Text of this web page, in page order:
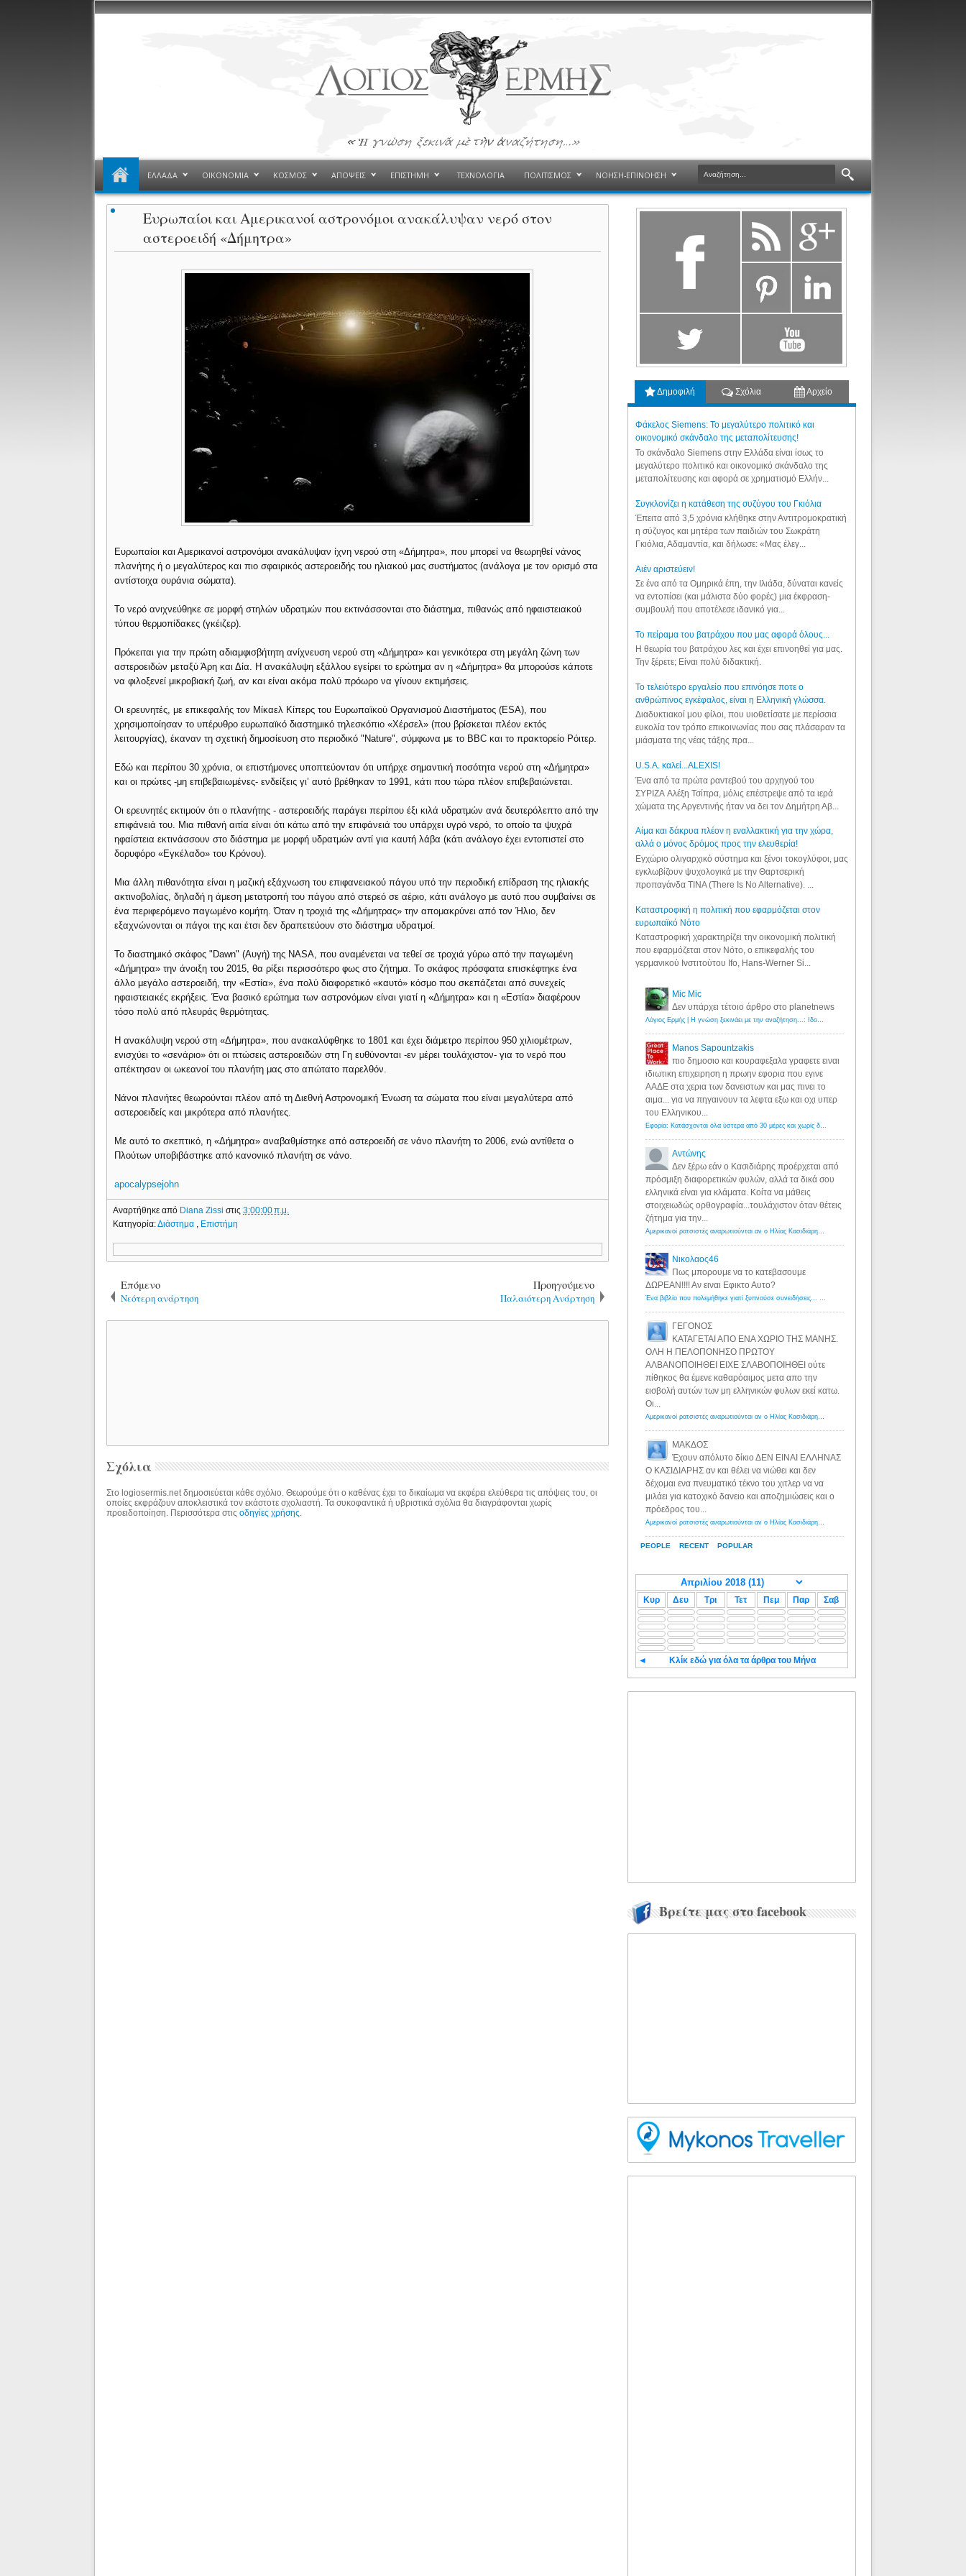
ΕΛΛΑΔΑ ΟΙΚΟΝΟΜΙΑ ΚΟΣΜΟΣ ΑΠΟΨΕΙΣ ΕΠΙΣΤΗΜΗ ΤΕΧΝΟΛΟΓΙΑ ΠΟΛΙΤΙΣΜΟΣ ΝΟΗΣΗ-ΕΠΙΝΟΗΣΗ
Ευρωπαίοι και Αμερικανοί αστρονόμοι ανακάλυψαν νερό στον
αστεροειδή «Δήμητρα»
Ευρωπαίοι και Αμερικανοί αστρονόμοι ανακάλυψαν ίχνη νερού στη «Δήμητρα», που μπορεί να θεωρηθεί νάνος
πλανήτης ή ο μεγαλύτερος και πιο σφαιρικός αστεροειδής του ηλιακού μας συστήματος (ανάλογα με τον ορισμό στα
αντίστοιχα ουράνια σώματα).
Το νερό ανιχνεύθηκε σε μορφή στηλών υδρατμών που εκτινάσσονται στο διάστημα, πιθανώς από ηφαιστειακού
τύπου θερμοπίδακες (γκέιζερ).
Πρόκειται για την πρώτη αδιαμφισβήτητη ανίχνευση νερού στη «Δήμητρα» και γενικότερα στη μεγάλη ζώνη των
αστεροειδών μεταξύ Άρη και Δία. Η ανακάλυψη εξάλλου εγείρει το ερώτημα αν η «Δήμητρα» θα μπορούσε κάποτε
να φιλοξενεί μικροβιακή ζωή, αν και είναι ακόμα πολύ πρόωρο να γίνουν εκτιμήσεις.
Οι ερευνητές, με επικεφαλής τον Μίκαελ Κίπερς του Ευρωπαϊκού Οργανισμού Διαστήματος (ESA), που
χρησιμοποίησαν το υπέρυθρο ευρωπαϊκό διαστημικό τηλεσκόπιο «Χέρσελ» (που βρίσκεται πλέον εκτός
λειτουργίας), έκαναν τη σχετική δημοσίευση στο περιοδικό "Nature", σύμφωνα με το BBC και το πρακτορείο Ρόιτερ.
Εδώ και περίπου 30 χρόνια, οι επιστήμονες υποπτεύονταν ότι υπήρχε σημαντική ποσότητα νερού στη «Δήμητρα»
και οι πρώτες -μη επιβεβαιωμένες- ενδείξεις γι’ αυτό βρέθηκαν το 1991, κάτι που τώρα πλέον επιβεβαιώνεται.
Οι ερευνητές εκτιμούν ότι ο πλανήτης - αστεροειδής παράγει περίπου έξι κιλά υδρατμών ανά δευτερόλεπτο από την
επιφάνειά του. Μια πιθανή αιτία είναι ότι κάτω από την επιφάνειά του υπάρχει υγρό νερό, το οποίο τα ψυχρά
ηφαίστεια εκτινάσσουν στο διάστημα με μορφή υδρατμών αντί για καυτή λάβα (κάτι ανάλογο έχει εντοπιστεί στο
δορυφόρο «Εγκέλαδο» του Κρόνου).
Μια άλλη πιθανότητα είναι η μαζική εξάχνωση του επιφανειακού πάγου υπό την περιοδική επίδραση της ηλιακής
ακτινοβολίας, δηλαδή η άμεση μετατροπή του πάγου από στερεό σε αέριο, κάτι ανάλογο με αυτό που συμβαίνει σε
ένα περιφερόμενο παγωμένο κομήτη. Όταν η τροχιά της «Δήμητρας» την απομακρύνει από τον Ήλιο, δεν
εξαχνώνονται οι πάγοι της και έτσι δεν δραπετεύουν στο διάστημα υδρατμοί.
Το διαστημικό σκάφος "Dawn" (Αυγή) της NASA, που αναμένεται να τεθεί σε τροχιά γύρω από την παγωμένη
«Δήμητρα» την άνοιξη του 2015, θα ρίξει περισσότερο φως στο ζήτημα. Το σκάφος πρόσφατα επισκέφτηκε ένα
άλλο μεγάλο αστεροειδή, την «Εστία», ένα πολύ διαφορετικό «καυτό» κόσμο που σκεπάζεται από συνεχείς
ηφαιστειακές εκρήξεις. Ένα βασικό ερώτημα των αστρονόμων είναι γιατί η «Δήμητρα» και η «Εστία» διαφέρουν
τόσο πολύ από πλευράς θερμότητας.
Η ανακάλυψη νερού στη «Δήμητρα», που ανακαλύφθηκε το 1801 και έχει διάμετρο περίπου 950 χιλιομέτρων,
ενισχύει το «σενάριο» ότι οι πτώσεις αστεροειδών στη Γη ευθύνονται -εν μέρει τουλάχιστον- για το νερό που
απέκτησαν οι ωκεανοί του πλανήτη μας στο απώτατο παρελθόν.
Νάνοι πλανήτες θεωρούνται πλέον από τη Διεθνή Αστρονομική Ένωση τα σώματα που είναι μεγαλύτερα από
αστεροειδείς και μικρότερα από πλανήτες.
Με αυτό το σκεπτικό, η «Δήμητρα» αναβαθμίστηκε από αστεροειδή σε νάνο πλανήτη το 2006, ενώ αντίθετα ο
Πλούτων υποβιβάστηκε από κανονικό πλανήτη σε νάνο.
apocalypsejohn
Αναρτήθηκε από Diana Zissiστις3:00:00 π.μ.
Κατηγορία:Διάστημα Επιστήμη
Επόμενο
Νεότερη ανάρτηση
Προηγούμενο
Παλαιότερη Ανάρτηση
Σχόλια
Στο logiosermis.net δημοσιεύεται κάθε σχόλιο. Θεωρούμε ότι ο καθένας έχει το δικαίωμα να εκφέρει ελεύθερα τις απόψεις του, οι
οποίες εκφράζουν αποκλειστικά τον εκάστοτε σχολιαστή. Τα συκοφαντικά ή υβριστικά σχόλια θα διαγράφονται χωρίς
προειδοποίηση. Περισσότερα στιςοδηγίες χρήσης
Δημοφιλή Σχόλια Αρχείο
Φάκελος Siemens: Το μεγαλύτερο πολιτικό και
οικονομικό σκάνδαλο της μεταπολίτευσης!
Το σκάνδαλο Siemens στην Ελλάδα είναι ίσως το
μεγαλύτερο πολιτικό και οικονομικό σκάνδαλο της
μεταπολίτευσης και αφορά σε χρηματισμό Ελλήν...
Συγκλονίζει η κατάθεση της συζύγου του Γκιόλια
Έπειτα από 3,5 χρόνια κλήθηκε στην Αντιτρομοκρατική
η σύζυγος και μητέρα των παιδιών του Σωκράτη
Γκιόλια, Αδαμαντία, και δήλωσε: «Μας έλεγ...
Aιέν αριστεύειν!
Σε ένα από τα Ομηρικά έπη, την Ιλιάδα, δύναται κανείς
να εντοπίσει (και μάλιστα δύο φορές) μια έκφραση-
συμβουλή που αποτέλεσε ιδανικό για...
Το πείραμα του βατράχου που μας αφορά όλους...
Η θεωρία του βατράχου λες και έχει επινοηθεί για μας.
Την ξέρετε; Είναι πολύ διδακτική.
Το τελειότερο εργαλείο που επινόησε ποτε ο
ανθρώπινος εγκέφαλος, είναι η Ελληνική γλώσσα.
Διαδυκτιακοί μου φίλοι, που υιοθετίσατε με περίσσια
ευκολία τον τρόπο επικοινωνίας που σας πλάσαραν τα
μιάσματα της νέας τάξης πρα...
U.S.A. καλεί...ALEXIS!
Ένα από τα πρώτα ραντεβού του αρχηγού του
ΣΥΡΙΖΑ Αλέξη Τσίπρα, μόλις επέστρεψε από τα ιερά
χώματα της Αργεντινής ήταν να δει τον Δημήτρη Αβ...
Αίμα και δάκρυα πλέον η εναλλακτική για την χώρα,
αλλά ο μόνος δρόμος προς την ελευθερία!
Εγχώριο ολιγαρχικό σύστημα και ξένοι τοκογλύφοι, μας
εγκλωβίζουν ψυχολογικά με την Θαρτσερική
προπαγάνδα TINA (There Is No Alternative). ...
Καταστροφική η πολιτική που εφαρμόζεται στον
ευρωπαϊκό Νότο
Καταστροφική χαρακτηρίζει την οικονομική πολιτική
που εφαρμόζεται στον Νότο, ο επικεφαλής του
γερμανικού Ινστιτούτου Ifo, Hans-Werner Si...
PEOPLE RECENT POPULAR
Mic Mic
Δεν υπάρχει τέτοιο άρθρο στο planetnews
Λόγιος Ερμής | Η γνώση ξεκινάει με την αναζήτηση...: Ιδού οι 18 που χρωστούν 11 δις ευρώ!
Manos Sapountzakis
πιο δημοσιο και κουραφεξαλα γραφετε ειναι
ιδιωτικη επιχειρηση η πρωην εφορια που εγινε
ΑΑΔΕ στα χερια των δανειστων και μας πινει το
αιμα... για να πηγαινουν τα λεφτα εξω και οχι υπερ
του Ελληνικου...
Εφορία: Κατάσχονται όλα ύστερα από 30 μέρες και χωρίς δικαστικές αποφάσεις - Λόγιος Ερμής
Αντώνης
Δεν ξέρω εάν ο Κασιδιάρης προέρχεται από
πρόσμιξη διαφορετικών φυλών, αλλά τα δικά σου
ελληνικά είναι για κλάματα. Κοίτα να μάθεις
στοιχειωδώς ορθογραφία...τουλάχιστον όταν θέτεις
ζήτημα για την...
Αμερικανοί ρατσιστές αναρωτιούνται αν ο Ηλίας Κασιδιάρης ανήκει στη λευκή φυλή... - Λόγιος Ερμής
Νικολαος46
Πως μπορουμε να το κατεβασουμε
ΔΩΡΕΑΝ!!!! Αν ειναι Εφικτο Αυτο?
Ένα βιβλίο που πολεμήθηκε γιατί ξυπνούσε συνειδήσεις... - Λόγιος Ερμής | Η γνώση ξεκινάει με την αναζήτηση...
ΓΕΓΟΝΟΣ
ΚΑΤΑΓΕΤΑΙ ΑΠΟ ΕΝΑ ΧΩΡΙΟ ΤΗΣ ΜΑΝΗΣ.
ΟΛΗ Η ΠΕΛΟΠΟΝΗΣΟ ΠΡΩΤΟΥ
ΑΛΒΑΝΟΠΟΙΗΘΕΙ ΕΙΧΕ ΣΛΑΒΟΠΟΙΗΘΕΙ ούτε
πίθηκος θα έμενε καθαρόαιμος μετα απο την
εισβολή αυτών των μη ελληνικών φυλων εκεί κατω.
Οι...
Αμερικανοί ρατσιστές αναρωτιούνται αν ο Ηλίας Κασιδιάρης ανήκει στη λευκή φυλή... - Λόγιος Ερμής
ΜΑΚΔΟΣ
Έχουν απόλυτο δίκιο ΔΕΝ ΕΙΝΑΙ ΕΛΛΗΝΑΣ
Ο ΚΑΣΙΔΙΑΡΗΣ αν και θέλει να νιώθει και δεν
δέχομαι ενα πνευματικό τέκνο του χιτλερ να να
μιλάει για κατοχικό δανειο και αποζημιώσεις και ο
πρόεδρος του...
Αμερικανοί ρατσιστές αναρωτιούνται αν ο Ηλίας Κασιδιάρης ανήκει στη λευκή φυλή... - Λόγιος Ερμής
Κυρ Δευ Τρι Τετ Πεμ Παρ Σαβ
◄ Κλίκ εδώ για όλα τα άρθρα του Μήνα
Βρείτε μας στο facebook